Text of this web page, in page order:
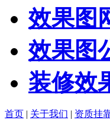
效果图
效果图
装修效
首页 | 关于我们 | 资质挂